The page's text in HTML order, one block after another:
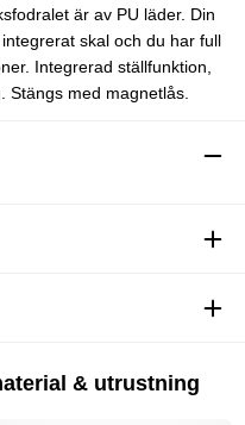
är av PU läder. Din
skal och du har full
Integrerad ställfunktion,
Stängs med magnetlås.
& utrustning